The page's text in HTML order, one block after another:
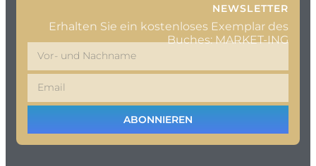
NEWSLETTER
Erhalten Sie ein kostenloses Exemplar des
Buches: MARKET-ING
ABONNIEREN